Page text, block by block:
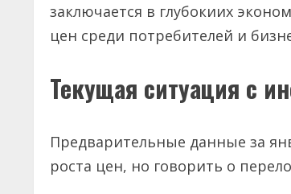
заключается в глубокиих
цен среди потребителей и
Текущая ситуация с
Предварительные данные за
роста цен, но говорить о